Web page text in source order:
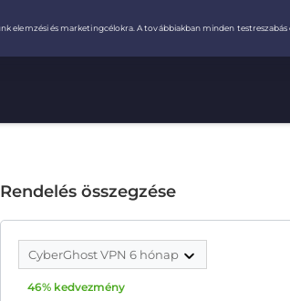
Rendelés összegzése
CyberGhost VPN 6 hónap
46% kedvezmény